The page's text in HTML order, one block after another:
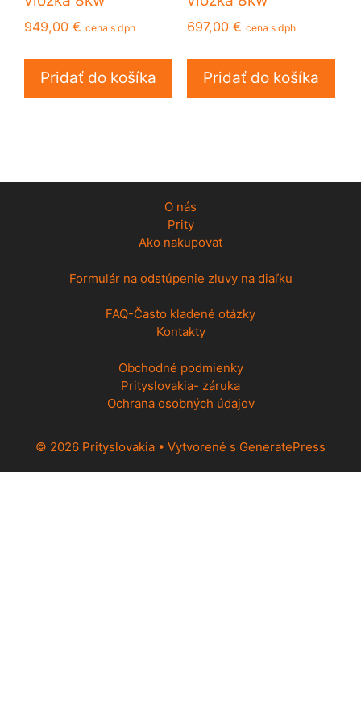
949,00 € cena s dph
Pridať do košíka
697,00 € cena s dph
Pridať do košíka
O nás
Prity
Ako nakupovať
Formulár na odstúpenie zluvy na diaľku
FAQ-Často kladené otázky
Kontakty
Obchodné podmienky
Prityslovakia- záruka
Ochrana osobných údajov
© 2026 Prityslovakia • Vytvorené s GeneratePress